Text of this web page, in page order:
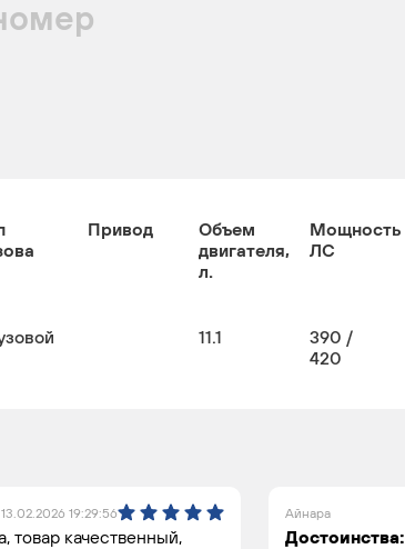
Привод
Объем
двигателя,
л.
Мощность
ЛС
11.1
390 /
420
13.02.2026 19:29:56
товар качественный,
Айнара
Достоинства: